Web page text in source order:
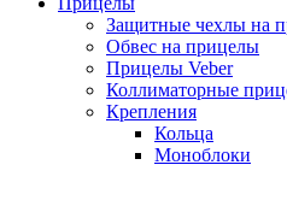
Защитные чехлы на
Обвес на прицелы
Прицелы Veber
Коллиматорные
Крепления
Кольца
Моноблоки